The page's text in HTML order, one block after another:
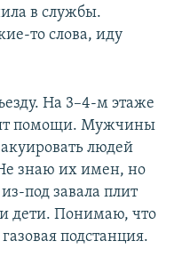
в службы.
то слова, иду
На 3–4-м этаже
помощи. Мужчины
людей
знаю их имен, но
под завала плит
дети. Понимаю, что
подстанция.